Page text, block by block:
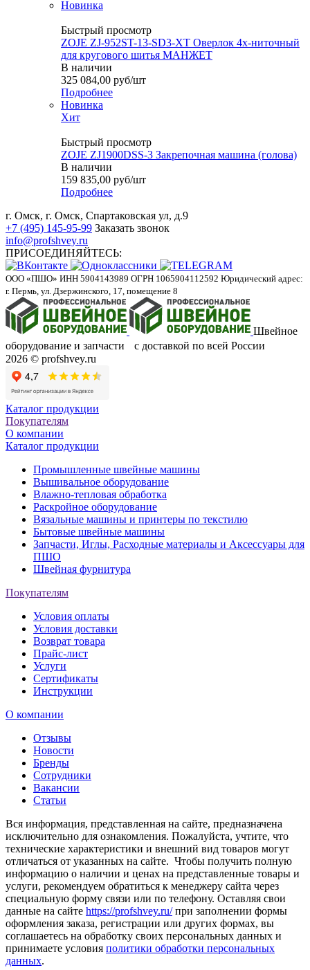
Новинка
Быстрый просмотр
ZOJE ZJ-952ST-13-SD3-XT Оверлок 4х-ниточный
для кругового шитья МАНЖЕТ
В наличии
325 084,00 руб/шт
Подробнее
Новинка
Хит
Быстрый просмотр
ZOJE ZJ1900DSS-3 Закрепочная машина (голова)
В наличии
159 835,00 руб/шт
Подробнее
г. Омск, г. Омск, Спартаковская ул, д.9
+7 (495) 145-95-99 Заказать звонок
info@profshvey.ru
ПРИСОЕДИНЯЙТЕСЬ:
ООО «ПШО» ИНН 5904143989 ОГРН 1065904112592 Юридический адрес:
г. Пермь, ул. Дзержинского, 17, помещение 8
Швейное
оборудование и запчасти с доставкой по всей России
2026 © profshvey.ru
Каталог продукции
Покупателям
О компании
Каталог продукции
Промышленные швейные машины
Вышивальное оборудование
Влажно-тепловая обработка
Раскройное оборудование
Вязальные машины и принтеры по текстилю
Бытовые швейные машины
Запчасти, Иглы, Расходные материалы и Аксессуары для
ПШО
Швейная фурнитура
Покупателям
Условия оплаты
Условия доставки
Возврат товара
Прайс-лист
Услуги
Сертификаты
Инструкции
О компании
Отзывы
Новости
Бренды
Сотрудники
Вакансии
Статьи
Вся информация, представленная на сайте, предназначена
исключительно для ознакомления. Пожалуйста, учтите, что
технические характеристики и внешний вид товаров могут
отличаться от указанных на сайте. Чтобы получить полную
информацию о наличии и ценах на представленные товары и
услуги, рекомендуем обратиться к менеджеру сайта через
специальную форму связи или по телефону. Оставляя свои
данные на сайте https://profshvey.ru/при заполнении формы
оформления заказа, регистрации или других формах, вы
соглашаетесь на обработку своих персональных данных и
принимаете условия политики обработки персональных
данных.